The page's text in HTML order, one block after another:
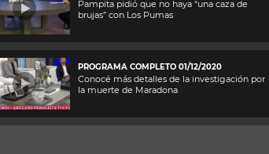
Pampita pidió que no haya “una caza de
brujas” con Los Pumas
PROGRAMA COMPLETO 01/12/2020
Conocé más detalles de la investigación por
la muerte de Maradona